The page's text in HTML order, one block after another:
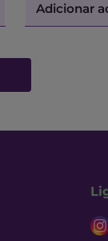
Adicionar